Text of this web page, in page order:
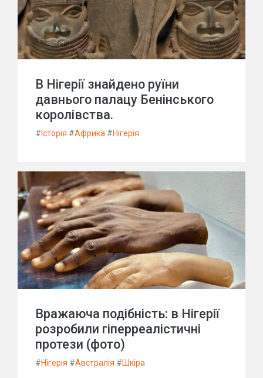
В Нігерії знайдено руїни
давнього палацу Бенінського
королівства.
# Історія #Африка #Нігерія
Вражаюча подібність: в Нігерії
розробили гіперреалістичні
протези (фото)
#Нігерія #Австралія #Шкіра